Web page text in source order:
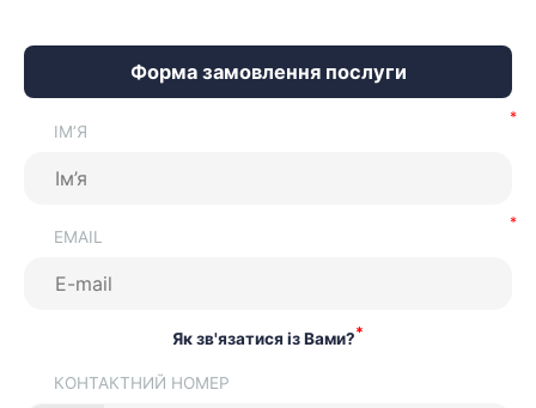
Форма замовлення послуги
ІМ’Я
EMAIL
Як зв'язатися із Вами?*
КОНТАКТНИЙ НОМЕР